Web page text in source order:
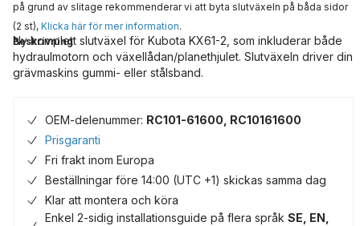
på grund av slitage rekommenderar vi att byta slutväxeln på båda sidor
(2 st), Klicka här för mer information.
Beskrivning
Ny komplett slutväxel för Kubota KX61-2, som inkluderar både
hydraulmotorn och växellådan/planethjulet. Slutväxeln driver din
grävmaskins gummi- eller stålsband.
OEM-delenummer: RC101-61600, RC10161600
Prisgaranti
Fri frakt inom Europa
Beställningar före 14:00 (UTC +1) skickas samma dag
Klar att montera och köra
Enkel 2-sidig installationsguide på flera språk SE, EN,